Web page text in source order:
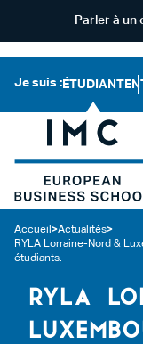
Je suis : ÉTUDIANT
Accueil >Actualités>
RYLA Lorraine-Nord &
étudiants.
RYLA
Parler à un